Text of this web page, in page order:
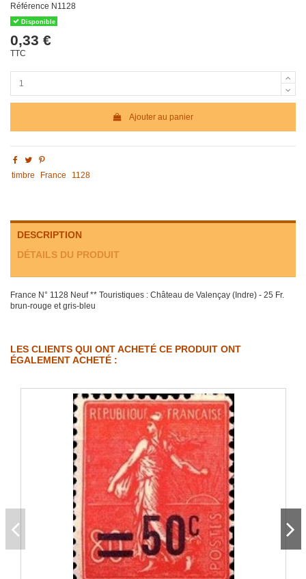
Référence N1128
Disponible
0,33 €
TTC
Ajouter au panier
timbre France 1128
DESCRIPTION
DÉTAILS DU PRODUIT
France N° 1128 Neuf ** Touristiques : Château de Valençay (Indre) - 25 Fr.
brun-rouge et gris-bleu
LES CLIENTS QUI ONT ACHETÉ CE PRODUIT ONT
ÉGALEMENT ACHETÉ :